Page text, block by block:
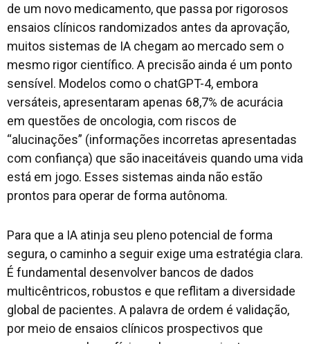
de um novo medicamento, que passa por rigorosos
ensaios clínicos randomizados antes da aprovação,
muitos sistemas de IA chegam ao mercado sem o
mesmo rigor científico. A precisão ainda é um ponto
sensível. Modelos como o chatGPT-4, embora
versáteis, apresentaram apenas 68,7% de acurácia
em questões de oncologia, com riscos de
“alucinações” (informações incorretas apresentadas
com confiança) que são inaceitáveis quando uma vida
está em jogo. Esses sistemas ainda não estão
prontos para operar de forma autônoma.
Para que a IA atinja seu pleno potencial de forma
segura, o caminho a seguir exige uma estratégia clara.
É fundamental desenvolver bancos de dados
multicêntricos, robustos e que reflitam a diversidade
global de pacientes. A palavra de ordem é validação,
por meio de ensaios clínicos prospectivos que